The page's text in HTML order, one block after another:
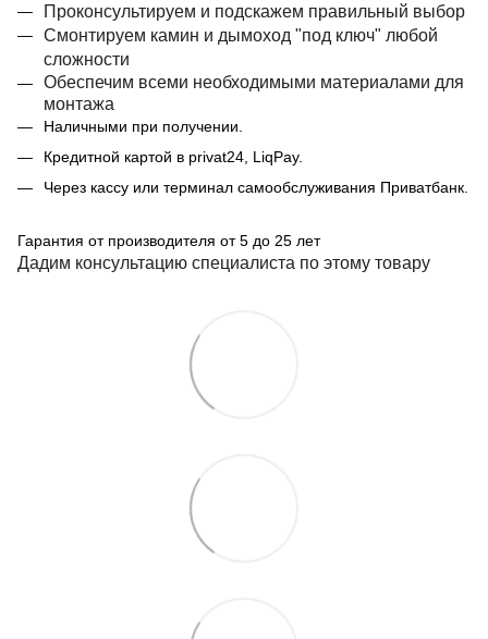
Проконсультируем и подскажем правильный выбор
Смонтируем камин и дымоход "под ключ" любой
сложности
Обеспечим всеми необходимыми материалами для
монтажа
Наличными при получении.
Кредитной картой в privat24, LiqPay.
Через кассу или терминал самообслуживания Приватбанк.
Гарантия от производителя от 5 до 25 лет
Дадим консультацию специалиста по этому товару